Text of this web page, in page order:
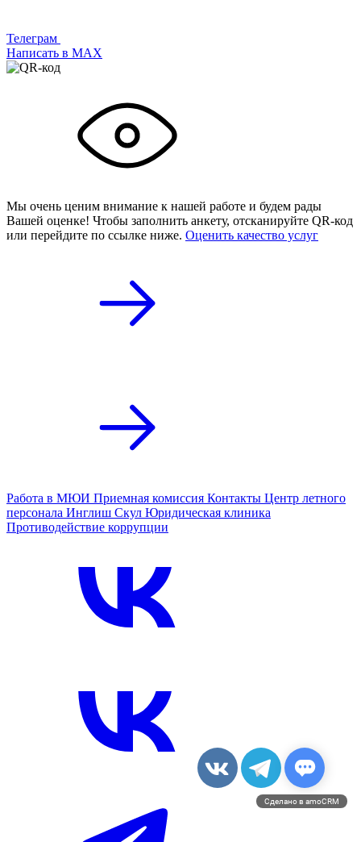
Телеграм
Написать в МАХ
Мы очень ценим внимание к нашей работе и будем рады
Вашей оценке! Чтобы заполнить анкету, отсканируйте QR-код
или перейдите по ссылке ниже. Оценить качество услуг
Работа в МЮИ Приемная комиссия Контакты Центр летного
персонала Инглиш Скул Юридическая клиника
Противодействие коррупции
Сделано в amoCRM